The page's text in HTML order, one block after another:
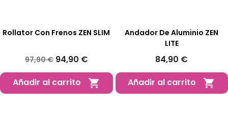
Rollator Con Frenos ZEN SLIM
97,90 € 94,90 €
Añadir al carrito

Andador De Aluminio ZEN
LITE
84,90 €
Añadir al carrito
